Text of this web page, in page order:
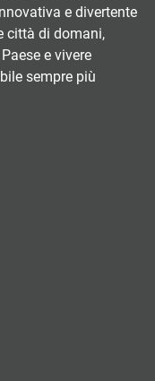
e divertente
città di domani,
e vivere
sempre più